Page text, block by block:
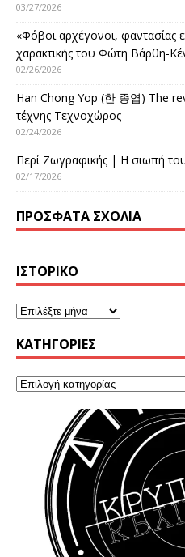
03/27/2026
«Φόβοι αρχέγονοι, φαντασίας
χαρακτικής του Φώτη Βάρθη-
02/26/2026
Han Chong Yop (한 종엽) The
τέχνης Τεχνοχώρος
02/24/2026
Περί Ζωγραφικής | Η σιωπή
02/17/2026
ΠΡΌΣΦΑΤΑ ΣΧΌΛΙΑ
ΙΣΤΟΡΙΚΌ
KΑΤΗΓΟΡΊΕΣ